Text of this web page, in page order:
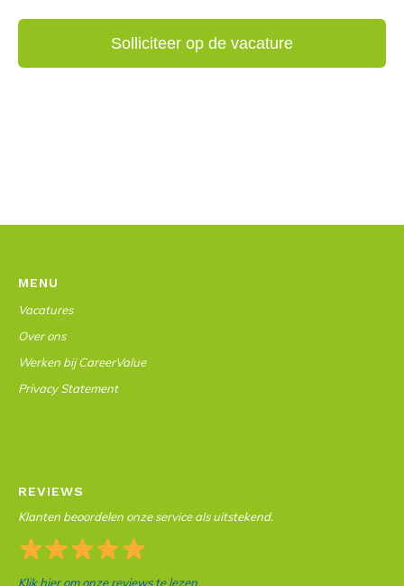
MENU
Vacatures
Over ons
Werken bij CareerValue
Privacy Statement
REVIEWS
Klanten beoordelen onze service als uitstekend.
Klik hier om onze reviews te lezen